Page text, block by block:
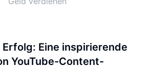
Erfolg: Eine inspirierende
YouTube-Content-